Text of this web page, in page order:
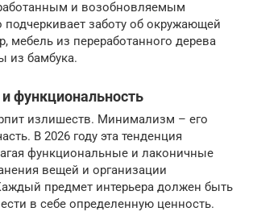
и возобновляемым
подчеркивает заботу об окружающей
мебель из переработанного дерева
из бамбука.
функциональность
излишеств. Минимализм – его
В 2026 году эта тенденция
функциональные и лаконичные
вещей и организации
предмет интерьера должен быть
в себе определенную ценность.